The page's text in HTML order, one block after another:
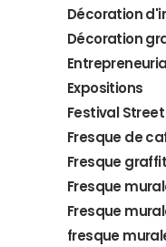
Décoration
Décoration
Expositions
Festival
Fresque de
Fresque
Fresque
Fresque
fresque